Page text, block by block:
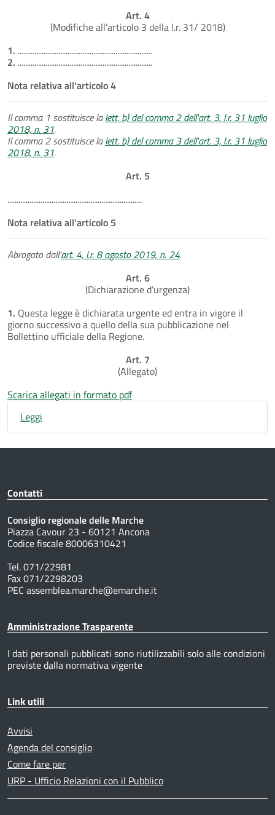
Art. 4
(Modifiche all’articolo 3 della l.r. 31/ 2018)
1. .........................................................................
2. .........................................................................
Nota relativa all'articolo 4
Il comma 1 sostituisce lalett. b) del comma 2 dell'art. 3, l.r. 31 luglio
2018, n. 31.
Il comma 2 sostituisce lalett. b) del comma 3 dell'art. 3, l.r. 31 luglio
2018, n. 31.
Art. 5
.........................................................................
Nota relativa all'articolo 5
Abrogato dall'art. 4, l.r. 8 agosto 2019, n. 24.
Art. 6
(Dichiarazione d’urgenza)
1. Questa legge è dichiarata urgente ed entra in vigore il
giorno successivo a quello della sua pubblicazione nel
Bollettino ufficiale della Regione.
Art. 7
(Allegato)
Scarica allegati in formato pdf
Leggi
Contatti
Consiglio regionale delle Marche
Piazza Cavour 23 - 60121 Ancona
Codice fiscale 80006310421
Tel. 071/22981
Fax 071/2298203
PEC assemblea.marche@emarche.it
Amministrazione Trasparente
I dati personali pubblicati sono riutilizzabili solo alle condizioni
previste dalla normativa vigente
Link utili
Avvisi
Agenda del consiglio
Come fare per
URP - Ufficio Relazioni con il Pubblico